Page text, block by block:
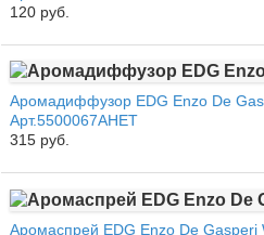
120 руб.
Аромадиффузор EDG Enzo De
Арт.5500067AHET
315 руб.
Аромаспрей EDG Enzo De Gasperi